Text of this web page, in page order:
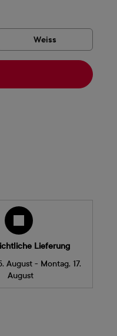
Weiss
Lieferung
August - Montag, 17.
August